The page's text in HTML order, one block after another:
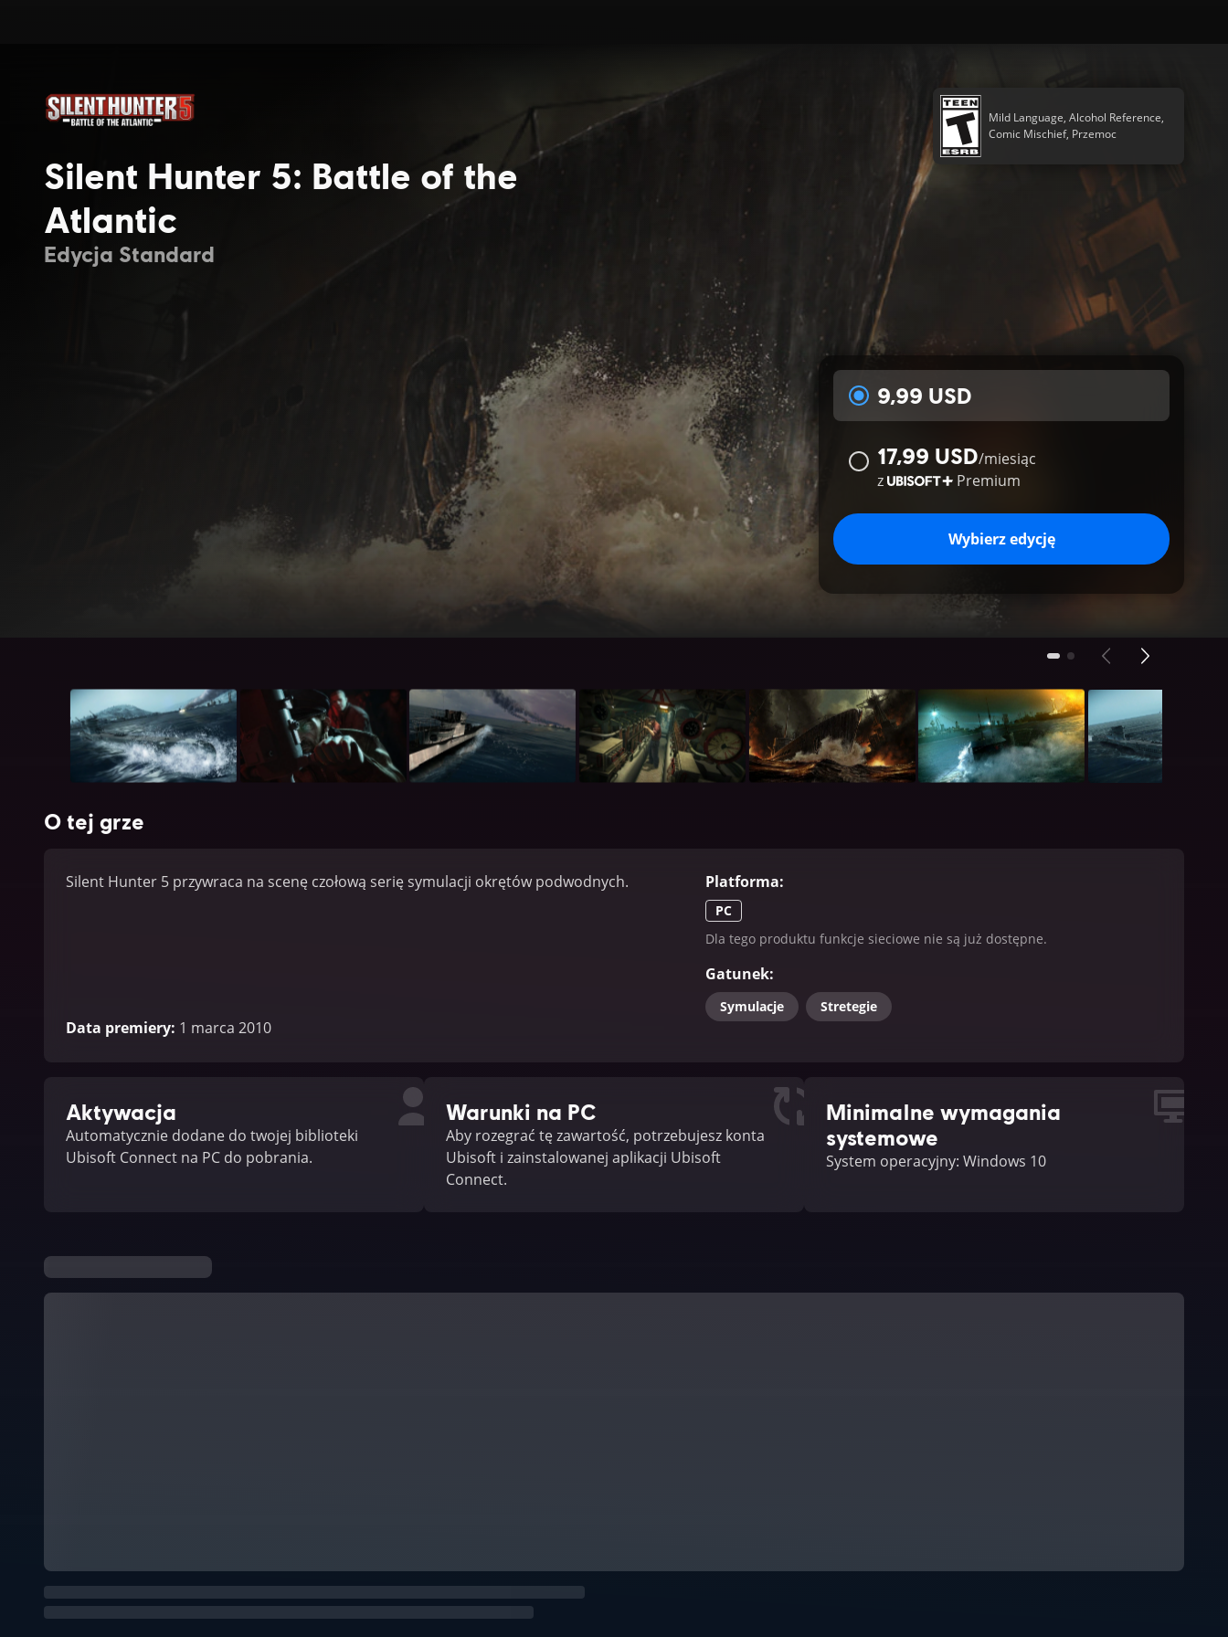
Silent Hunter 5: Battle of the
Atlantic
Edycja Standard
Mild Language, Alcohol Reference,
Comic Mischief, Przemoc
9,99 USD
17,99 USD/miesiąc
z
Premium
Wybierz edycję
O tej grze
Silent Hunter 5 przywraca na scenę czołową serię symulacji okrętów podwodnych.
Data premiery: 1 marca 2010
Platforma:
PC
Dla tego produktu funkcje sieciowe nie są już dostępne.
Gatunek:
Symulacje Stretegie
Aktywacja
Automatycznie dodane do twojej biblioteki
Ubisoft Connect na PC do pobrania.
Warunki na PC
Aby rozegrać tę zawartość, potrzebujesz konta
Ubisoft i zainstalowanej aplikacji Ubisoft
Connect.
Minimalne wymagania
systemowe
System operacyjny: Windows 10